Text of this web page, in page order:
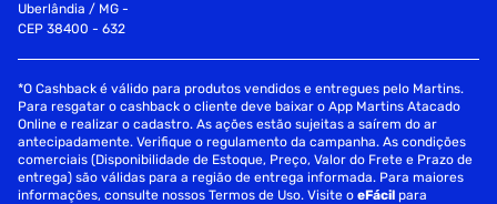
Uberlândia / MG -
CEP 38400 - 632
*O Cashback é válido para produtos vendidos e entregues pelo Martins.
Para resgatar o cashback o cliente deve baixar o App Martins Atacado
Online e realizar o cadastro. As ações estão sujeitas a saírem do ar
antecipadamente. Verifique o regulamento da campanha. As condições
comerciais (Disponibilidade de Estoque, Preço, Valor do Frete e Prazo de
entrega) são válidas para a região de entrega informada. Para maiores
informações, consulte nossos Termos de Uso. Visite oeFácil para